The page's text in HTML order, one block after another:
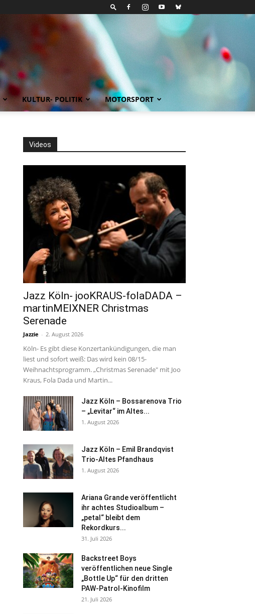
KULTUR- POLITIK MOTORSPORT
Videos
Jazz Köln- jooKRAUS-folaDADA –
martinMEIXNER Christmas
Serenade
Jazzie - 2. August 2026
Köln- Es gibt diese Konzertankündigungen, die man
liest und sofort weiß: Das wird kein 08/15-
Weihnachtsprogramm. „Christmas Serenade" mit Joo
Kraus, Fola Dada und Martin...
Jazz Köln – Bossarenova Trio
– „Levitar“ im Altes...
1. August 2026
Jazz Köln – Emil Brandqvist
Trio-Altes Pfandhaus
1. August 2026
Ariana Grande veröffentlicht
ihr achtes Studioalbum –
„petal“ bleibt dem
Rekordkurs...
31. Juli 2026
Backstreet Boys
veröffentlichen neue Single
„Bottle Up“ für den dritten
PAW-Patrol-Kinofilm
21. Juli 2026